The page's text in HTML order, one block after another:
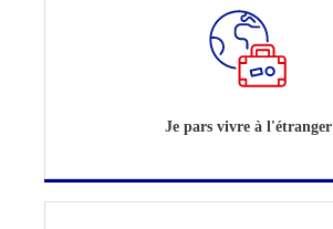
Je pars vivre à l'étranger